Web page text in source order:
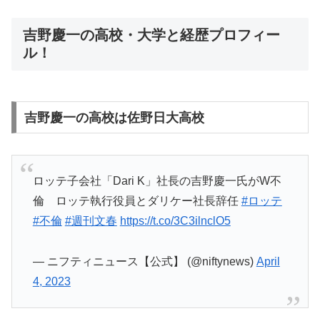
吉野慶一の高校・大学と経歴プロフィー
ル！
吉野慶一の高校は佐野日大高校
ロッテ子会社「Dari K」社長の吉野慶一氏がW不
倫 ロッテ執行役員とダリケー社長辞任 #ロッテ
#不倫 #週刊文春 https://t.co/3C3ilnclO5
— ニフティニュース【公式】 (@niftynews) April
4, 2023